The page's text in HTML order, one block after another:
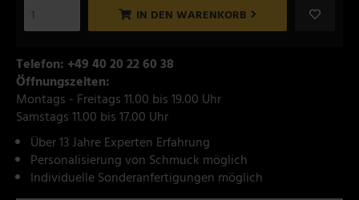
IN DEN WARENKORB
Telefon: +49 40 20 22 60 38
Öffnungszeiten:
Montags - Freitags 11.00 bis 19.00 Uhr
Samstags 11.00 bis 17.00 Uhr
Über 13 Jahre Experten Erfahrung
Personalisierung von Schmuck möglich
Individuelle Sonderanfertigungen möglich